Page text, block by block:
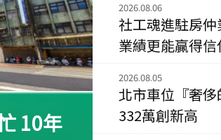
新北市永
115年07月
央央
115年
小
10年
2026.08.06
社工魂進駐房
業績更能贏得信
2026.08.05
北市車位『奢
332萬創新高